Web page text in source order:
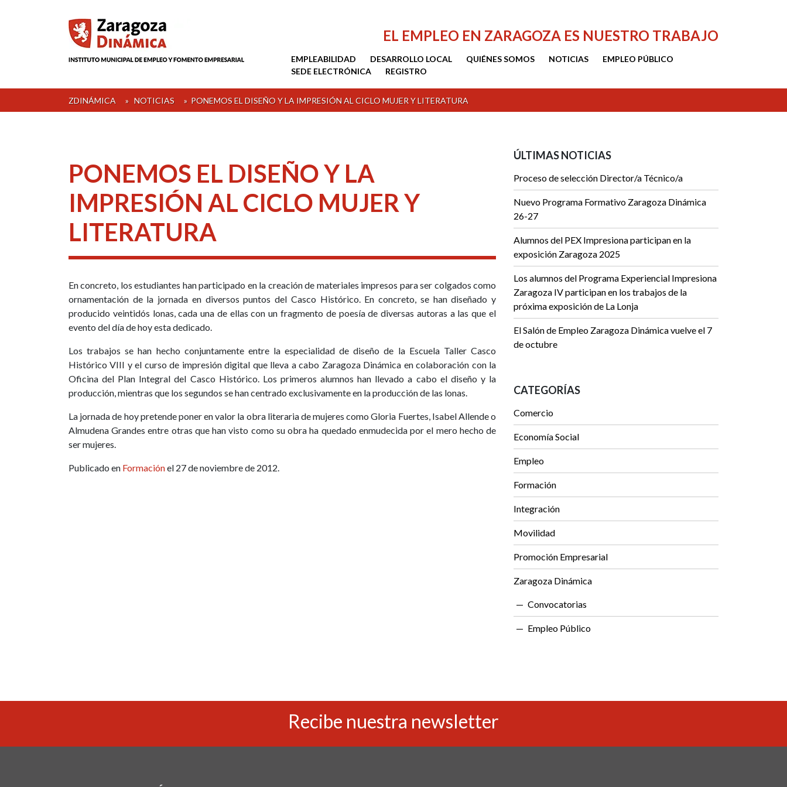
EL EMPLEO EN ZARAGOZA ES NUESTRO TRABAJO
EMPLEABILIDAD DESARROLLO LOCAL QUIÉNES SOMOS NOTICIAS
EMPLEO PÚBLICO
SEDE ELECTRÓNICA
REGISTRO
ZDINÁMICA » NOTICIAS » PONEMOS EL DISEÑO Y LA IMPRESIÓN AL CICLO MUJER Y LITERATURA
PONEMOS EL DISEÑO Y LA
IMPRESIÓN AL CICLO MUJER Y
LITERATURA
En concreto, los estudiantes han participado en la creación de materiales impresos para ser colgados como
ornamentación de la jornada en diversos puntos del Casco Histórico. En concreto, se han diseñado y
producido veintidós lonas, cada una de ellas con un fragmento de poesía de diversas autoras a las que el
evento del día de hoy esta dedicado.
Los trabajos se han hecho conjuntamente entre la especialidad de diseño de la Escuela Taller Casco
Histórico VIII y el curso de impresión digital que lleva a cabo Zaragoza Dinámica en colaboración con la
Oficina del Plan Integral del Casco Histórico. Los primeros alumnos han llevado a cabo el diseño y la
producción, mientras que los segundos se han centrado exclusivamente en la producción de las lonas.
La jornada de hoy pretende poner en valor la obra literaria de mujeres como Gloria Fuertes, Isabel Allende o
Almudena Grandes entre otras que han visto como su obra ha quedado enmudecida por el mero hecho de
ser mujeres.
Publicado en Formaciónel 27 de noviembre de 2012.
ÚLTIMAS NOTICIAS
Proceso de selección Director/a Técnico/a
Nuevo Programa Formativo Zaragoza Dinámica
26-27
Alumnos del PEX Impresiona participan en la
exposición Zaragoza 2025
Los alumnos del Programa Experiencial Impresiona
Zaragoza IV participan en los trabajos de la
próxima exposición de La Lonja
El Salón de Empleo Zaragoza Dinámica vuelve el 7
de octubre
CATEGORÍAS
Comercio
Economía Social
Empleo
Formación
Integración
Movilidad
Promoción Empresarial
Zaragoza Dinámica
Convocatorias
Empleo Público
Recibe nuestra newsletter